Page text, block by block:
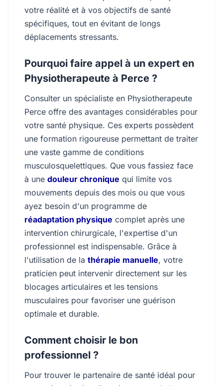
votre réalité et à vos objectifs de santé
spécifiques, tout en évitant de longs
déplacements stressants.
Pourquoi faire appel à un expert en
Physiotherapeute à Perce ?
Consulter un spécialiste en Physiotherapeute
Perce offre des avantages considérables pour
votre santé physique. Ces experts possèdent
une formation rigoureuse permettant de traiter
une vaste gamme de conditions
musculosquelettiques. Que vous fassiez face
à une douleur chronique qui limite vos
mouvements depuis des mois ou que vous
ayez besoin d'un programme de
réadaptation physique complet après une
intervention chirurgicale, l'expertise d'un
professionnel est indispensable. Grâce à
l'utilisation de la thérapie manuelle, votre
praticien peut intervenir directement sur les
blocages articulaires et les tensions
musculaires pour favoriser une guérison
optimale et durable.
Comment choisir le bon
professionnel ?
Pour trouver le partenaire de santé idéal pour